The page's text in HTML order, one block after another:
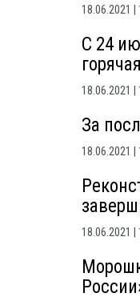
18.06.2021
С 24
18.06.2021
За
18.06.2021
18.06.2021